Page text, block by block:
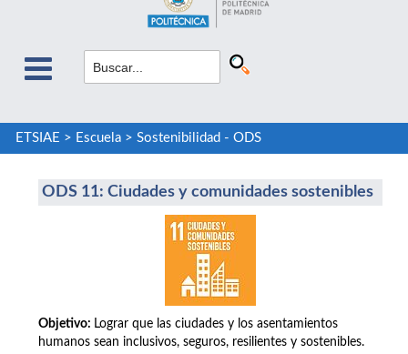
ETSIAE > Escuela> Sostenibilidad - ODS
ODS 11: Ciudades y comunidades sostenibles
Objetivo: Lograr que las ciudades y los asentamientos
humanos sean inclusivos, seguros, resilientes y sostenibles.